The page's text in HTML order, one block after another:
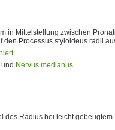
in Mittelstellung zwischen
den Processus styloideus radii
.
Nervus medianus
des Radius bei leicht